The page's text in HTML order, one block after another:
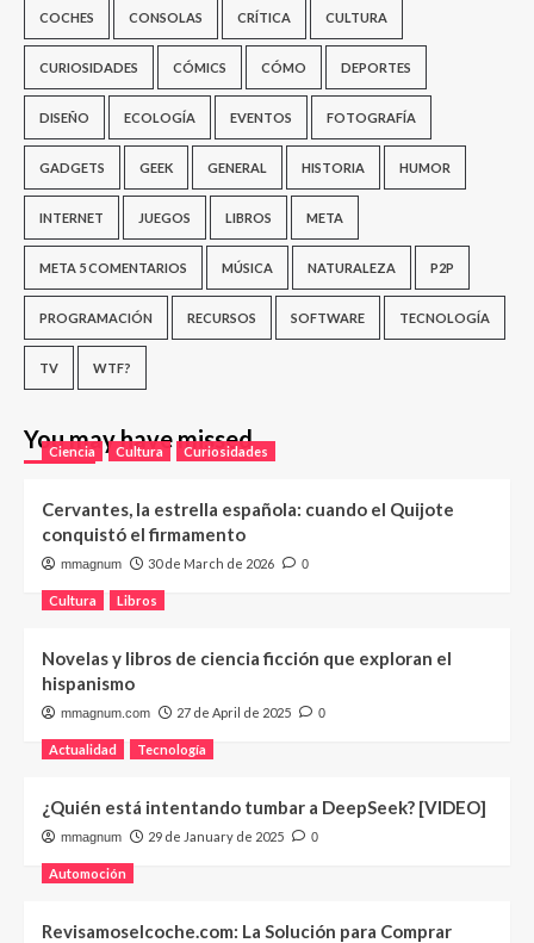
COCHES CONSOLAS CRÍTICA CULTURA
CURIOSIDADES CÓMICS CÓMO DEPORTES
DISEÑO ECOLOGÍA EVENTOS FOTOGRAFÍA
GADGETS GEEK GENERAL HISTORIA HUMOR
INTERNET JUEGOS LIBROS META
META 5 COMENTARIOS MÚSICA NATURALEZA P2P
PROGRAMACIÓN RECURSOS SOFTWARE TECNOLOGÍA
TV WTF?
You may have missed
Ciencia Cultura Curiosidades
Cervantes, la estrella española: cuando el Quijote
conquistó el firmamento
mmagnum 30 de March de 2026 0
Cultura Libros
Novelas y libros de ciencia ficción que exploran el
hispanismo
mmagnum.com 27 de April de 2025 0
Actualidad Tecnología
¿Quién está intentando tumbar a DeepSeek? [VIDEO]
mmagnum 29 de January de 2025 0
Automoción
Revisamoselcoche.com: La Solución para Comprar